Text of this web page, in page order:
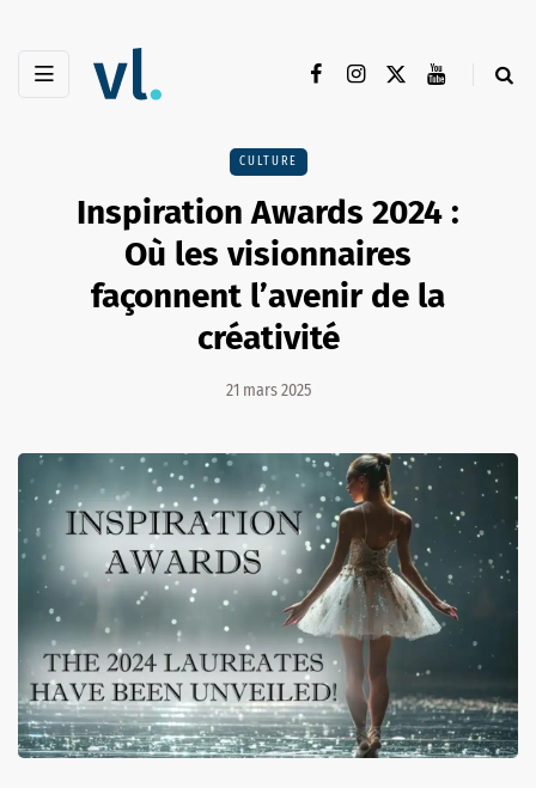
CULTURE
Inspiration Awards 2024 :
Où les visionnaires
façonnent l’avenir de la
créativité
21 mars 2025